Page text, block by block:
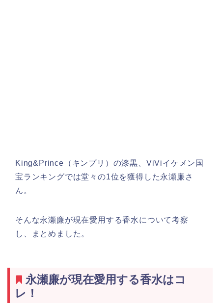
King&Prince（キンプリ）の漆黒、ViViイケメン国
宝ランキングでは堂々の1位を獲得した永瀬廉さ
ん。
そんな永瀬廉が現在愛用する香水について考察
し、まとめました。
永瀬廉が現在愛用する香水はコ
レ！